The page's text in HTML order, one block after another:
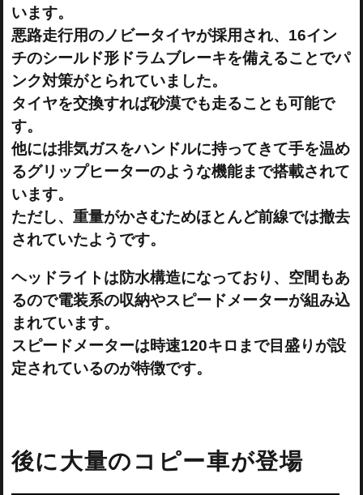
います。
悪路走行用のノビータイヤが採用され、16イン
チのシールド形ドラムブレーキを備えることでパ
ンク対策がとられていました。
タイヤを交換すれば砂漠でも走ることも可能で
す。
他には排気ガスをハンドルに持ってきて手を温め
るグリップヒーターのような機能まで搭載されて
います。
ただし、重量がかさむためほとんど前線では撤去
されていたようです。
ヘッドライトは防水構造になっており、空間もあ
るので電装系の収納やスピードメーターが組み込
まれています。
スピードメーターは時速120キロまで目盛りが設
定されているのが特徴です。
後に大量のコピー車が登場